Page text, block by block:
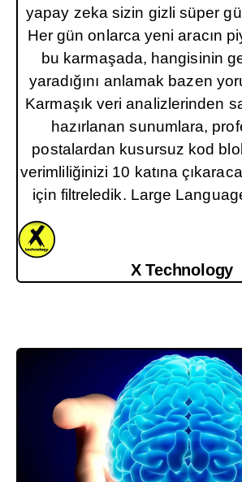
yapay zeka sizin gizli süper
Her gün onlarca yeni aracın
bu karmaşada, hangisinin
yaradığını anlamak bazen
Karmaşık veri analizlerinden
hazırlanan sunumlara,
postalardan kusursuz kod
verimliliğinizi 10 katına
için filtreledik. Large
X Technology